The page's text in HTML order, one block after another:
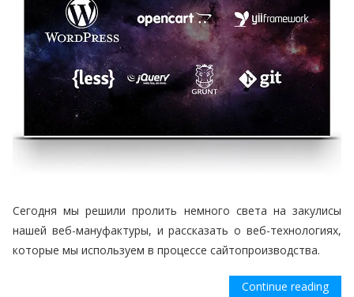
Сегодня мы решили пролить немного света на закулисы
нашей веб-мануфактуры, и рассказать о веб-технологиях,
которые мы используем в процессе сайтопроизводства.
Continue reading